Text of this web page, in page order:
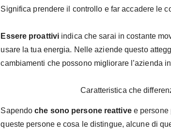
Significa prendere il controllo e far accadere le
Essere proattivi indica che sarai in costante
usare la tua energia. Nelle aziende questo
cambiamenti che possono migliorare l’azienda
Caratteristica che
Sapendoche sono persone reattivee persone
queste persone e cosa le distingue, alcune di